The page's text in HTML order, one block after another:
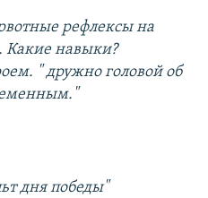
рефлексы на
Какие навыки?
" дружно головой об
дня победы"